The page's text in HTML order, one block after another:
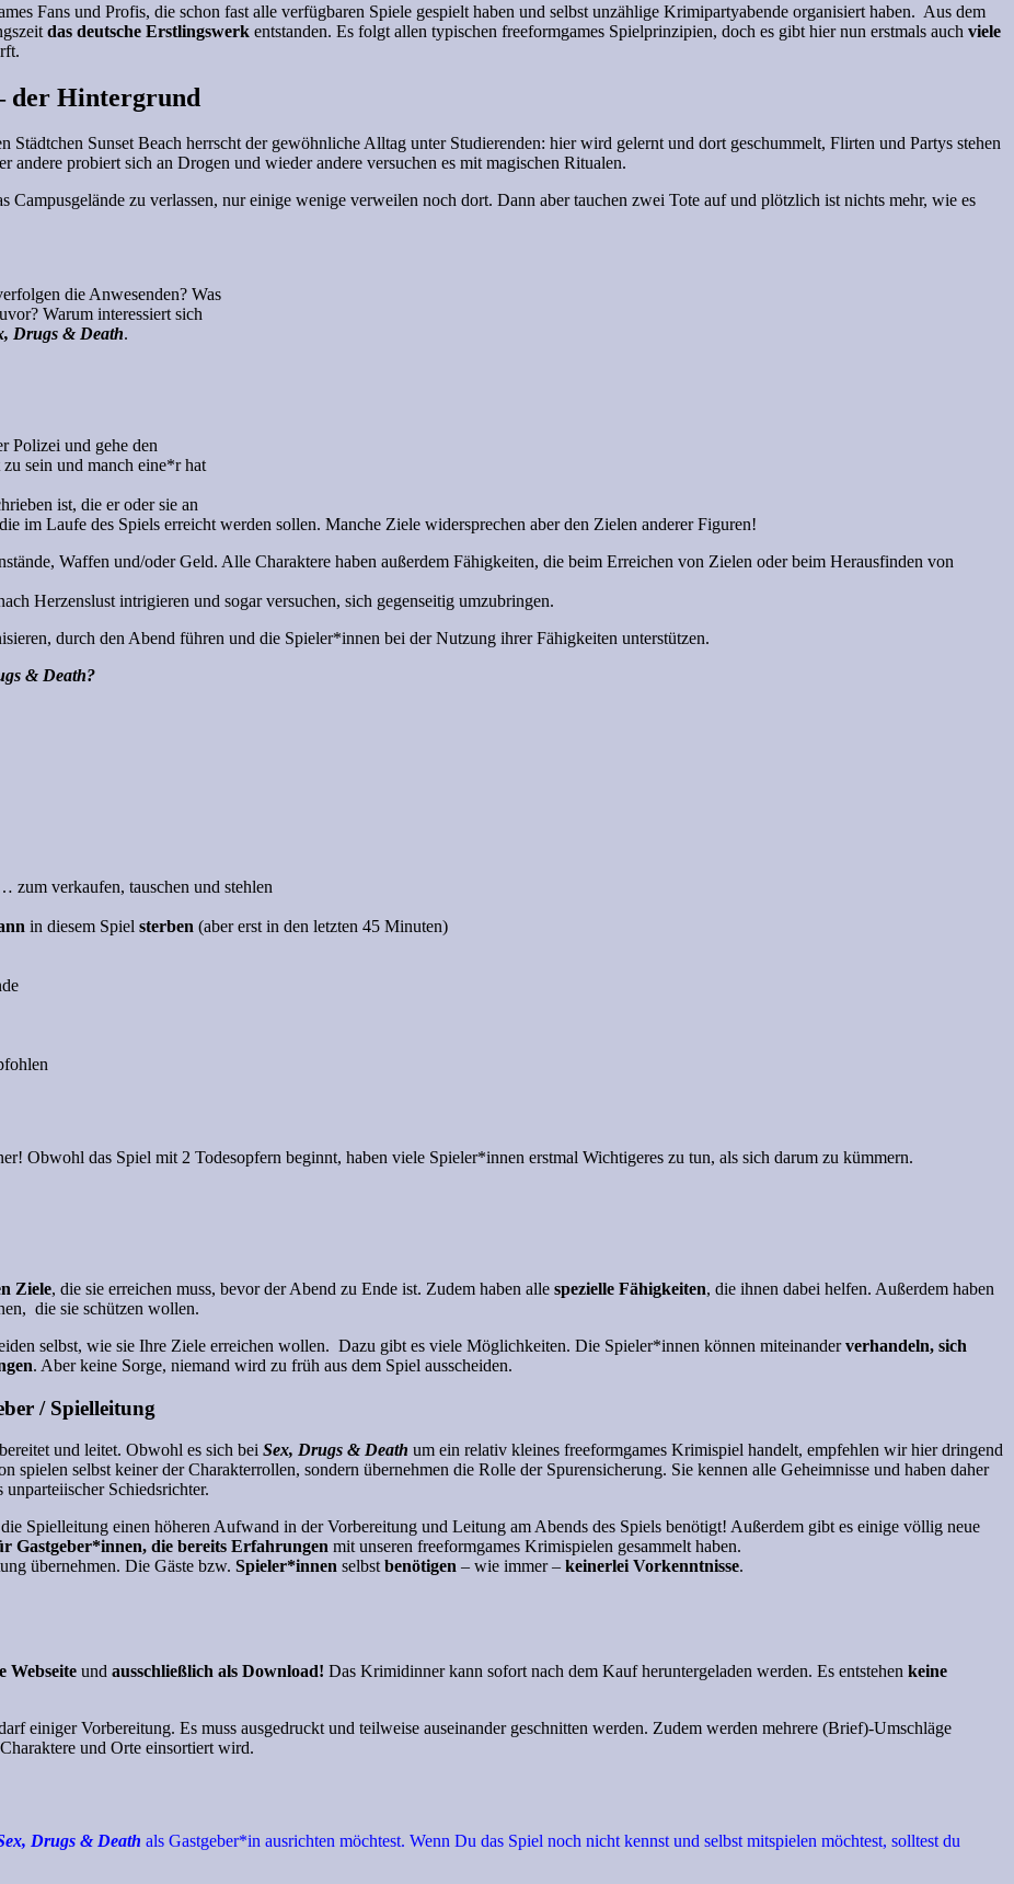
Fans und Profis, die schon fast alle verfügbaren Spiele gespielt haben und selbst unzählige Krimipartyabende organisiert haben. Aus dem
das deutsche Erstlingswerk entstanden. Es folgt allen typischen freeformgames Spielprinzipien, doch es gibt hier nun erstmals auch viele
der Hintergrund
Sunset Beach herrscht der gewöhnliche Alltag unter Studierenden: hier wird gelernt und dort geschummelt, Flirten und Partys stehen
andere probiert sich an Drogen und wieder andere versuchen es mit magischen Ritualen.
Campusgelände zu verlassen, nur einige wenige verweilen noch dort. Dann aber tauchen zwei Tote auf und plötzlich ist nichts mehr, wie es
die Anwesenden? Was
Warum interessiert sich
Drugs & Death.
Polizei und gehe den
sein und manch eine*r hat
ist, die er oder sie an
im Laufe des Spiels erreicht werden sollen. Manche Ziele widersprechen aber den Zielen anderer Figuren!
Waffen und/oder Geld. Alle Charaktere haben außerdem Fähigkeiten, die beim Erreichen von Zielen oder beim Herausfinden von
Herzenslust intrigieren und sogar versuchen, sich gegenseitig umzubringen.
durch den Abend führen und die Spieler*innen bei der Nutzung ihrer Fähigkeiten unterstützen.
& Death?
zum verkaufen, tauschen und stehlen
in diesem Spiel sterben (aber erst in den letzten 45 Minuten)
Obwohl das Spiel mit 2 Todesopfern beginnt, haben viele Spieler*innen erstmal Wichtigeres zu tun, als sich darum zu kümmern.
Ziele, die sie erreichen muss, bevor der Abend zu Ende ist. Zudem haben alle spezielle Fähigkeiten, die ihnen dabei helfen. Außerdem haben
die sie schützen wollen.
selbst, wie sie Ihre Ziele erreichen wollen. Dazu gibt es viele Möglichkeiten. Die Spieler*innen können miteinanderverhandeln, sich
. Aber keine Sorge, niemand wird zu früh aus dem Spiel ausscheiden.
/ Spielleitung
und leitet. Obwohl es sich bei Sex, Drugs & Death um ein relativ kleines freeformgames Krimispiel handelt, empfehlen wir hier dringend
spielen selbst keiner der Charakterrollen, sondern übernehmen die Rolle der Spurensicherung. Sie kennen alle Geheimnisse und haben daher
Schiedsrichter.
Spielleitung einen höheren Aufwand in der Vorbereitung und Leitung am Abends des Spiels benötigt! Außerdem gibt es einige völlig neue
Gastgeber*innen, die bereits Erfahrungen mit unseren freeformgames Krimispielen gesammelt haben.
übernehmen. Die Gäste bzw. Spieler*innen selbstbenötigen – wie immer – keinerlei Vorkenntnisse.
Webseite und ausschließlich als Download! Das Krimidinner kann sofort nach dem Kauf heruntergeladen werden. Es entstehen keine
einiger Vorbereitung. Es muss ausgedruckt und teilweise auseinander geschnitten werden. Zudem werden mehrere (Brief)-Umschläge
und Orte einsortiert wird.
Drugs & Death als Gastgeber*in ausrichten möchtest. Wenn Du das Spiel noch nicht kennst und selbst mitspielen möchtest, solltest du